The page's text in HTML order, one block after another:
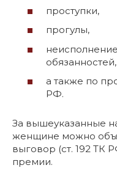
проступки,
прогулы,
обязанностей,
а также по
РФ.
За вышеуказанные
женщине можно
выговор (ст. 192 ТК
премии.